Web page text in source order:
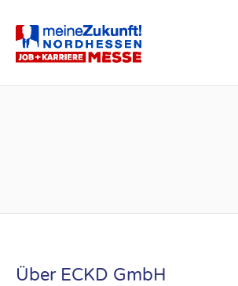
Über ECKD GmbH